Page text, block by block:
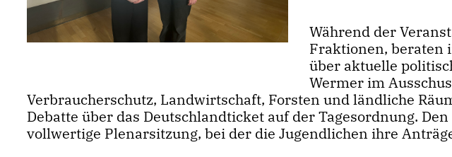
Während der
Fraktionen, beraten
über aktuelle
Wermer im
Verbraucherschutz, Landwirtschaft, Forsten und ländliche
Debatte über das Deutschlandticket auf der Tagesordnung.
vollwertige Plenarsitzung, bei der die Jugendlichen ihre